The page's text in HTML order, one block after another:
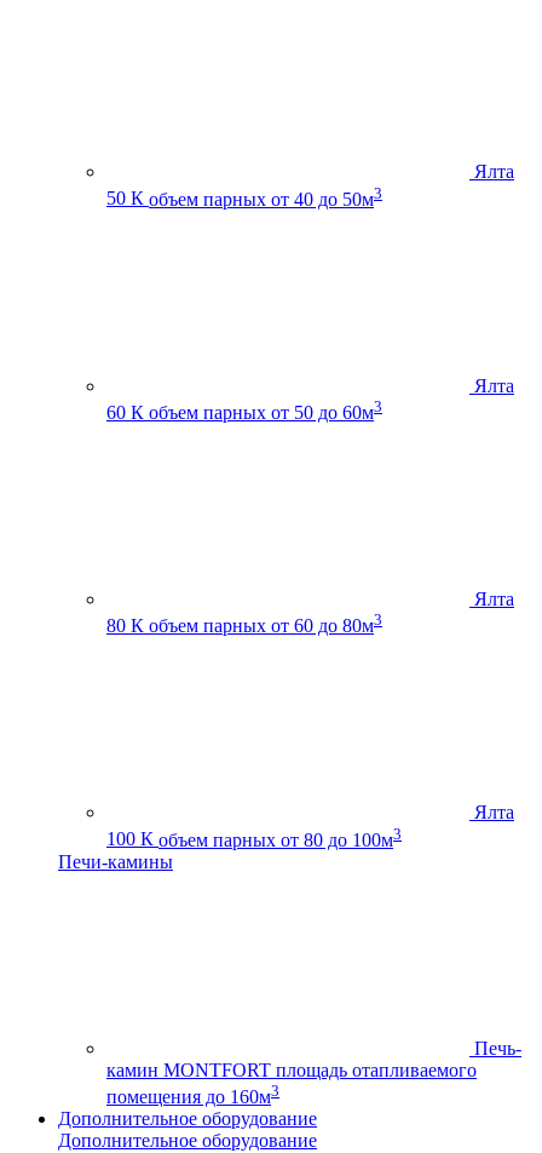
Ялта
50 К объем парных от 40 до 50м3
Ялта
60 К объем парных от 50 до 60м3
Ялта
80 К объем парных от 60 до 80м3
Ялта
100 К объем парных от 80 до 100м3
Печи-камины
Печь-
камин MONTFORT площадь отапливаемого
помещения до 160м3
Дополнительное оборудование
Дополнительное оборудование